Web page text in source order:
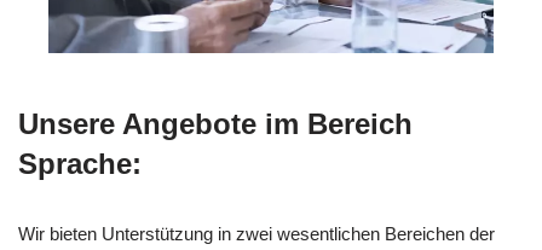
Unsere Angebote im Bereich
Sprache:
Wir bieten Unterstützung in zwei wesentlichen Bereichen der